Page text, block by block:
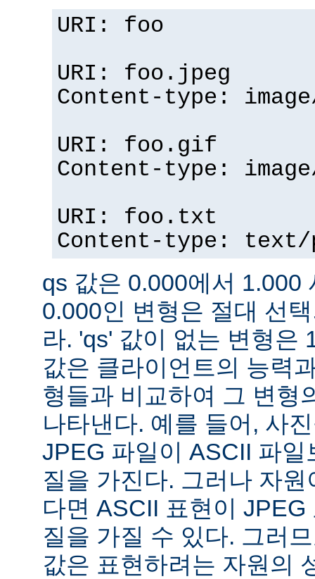
URI: foo
URI: foo.jpeg
Content-type:
URI: foo.gif
Content-type:
URI: foo.txt
Content-type:
qs 값은 0.000에서 1.000
0.000인 변형은 절대 선
라. 'qs' 값이 없는 변형은
값은 클라이언트의 능력
형들과 비교하여 그 변형
나타낸다. 예를 들어, 사
JPEG 파일이 ASCII 파
질을 가진다. 그러나 자
다면 ASCII 표현이
질을 가질 수 있다. 그러
값은 표현하려는 자원의